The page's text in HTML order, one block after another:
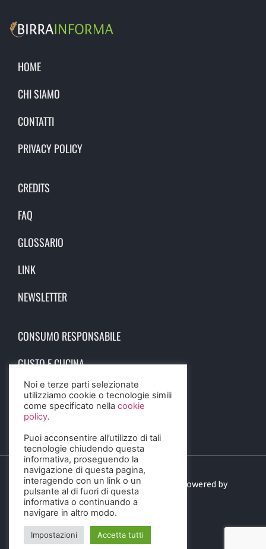
HOME
CHI SIAMO
CONTATTI
PRIVACY POLICY
CREDITS
FAQ
GLOSSARIO
LINK
NEWSLETTER
CONSUMO RESPONSABILE
GUSTO E CUCINA
SCIENZA E SALUTE
STORIA E CULTURA
© 2023 Birra Informa. All Rights Reserved. Powered by
DIGITALSENSE
Noi e terze parti selezionate
utilizziamo cookie o tecnologie simili
come specificato nella cookie
policy.
Puoi acconsentire all’utilizzo di tali
tecnologie chiudendo questa
informativa, proseguendo la
navigazione di questa pagina,
interagendo con un link o un
pulsante al di fuori di questa
informativa o continuando a
navigare in altro modo.
Impostazioni Accetta tutti